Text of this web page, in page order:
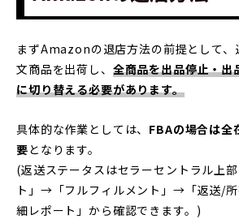
まずAmazonの退店方法の前提として、
文商品を出荷し、 全商品を出品停止・出
に切り替える必要があります。
具体的な作業としては、 FBAの場合は全
要となります。
(返送ステータスはセラーセントラル上
ト」→「フルフィルメント」→「返送/
細レポート」から確認できます。)